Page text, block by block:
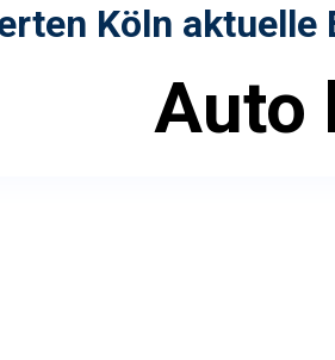
Köln aktuelle
Auto